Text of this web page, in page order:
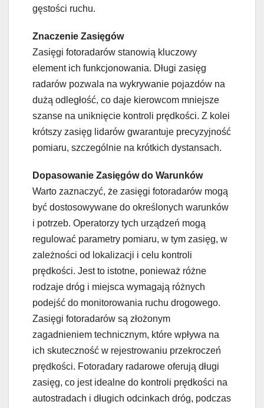
gęstości ruchu.
Znaczenie Zasięgów
Zasięgi fotoradarów stanowią kluczowy
element ich funkcjonowania. Długi zasięg
radarów pozwala na wykrywanie pojazdów na
dużą odległość, co daje kierowcom mniejsze
szanse na uniknięcie kontroli prędkości. Z kolei
krótszy zasięg lidarów gwarantuje precyzyjność
pomiaru, szczególnie na krótkich dystansach.
Dopasowanie Zasięgów do Warunków
Warto zaznaczyć, że zasięgi fotoradarów mogą
być dostosowywane do określonych warunków
i potrzeb. Operatorzy tych urządzeń mogą
regulować parametry pomiaru, w tym zasięg, w
zależności od lokalizacji i celu kontroli
prędkości. Jest to istotne, ponieważ różne
rodzaje dróg i miejsca wymagają różnych
podejść do monitorowania ruchu drogowego.
Zasięgi fotoradarów są złożonym
zagadnieniem technicznym, które wpływa na
ich skuteczność w rejestrowaniu przekroczeń
prędkości. Fotoradary radarowe oferują długi
zasięg, co jest idealne do kontroli prędkości na
autostradach i długich odcinkach dróg, podczas